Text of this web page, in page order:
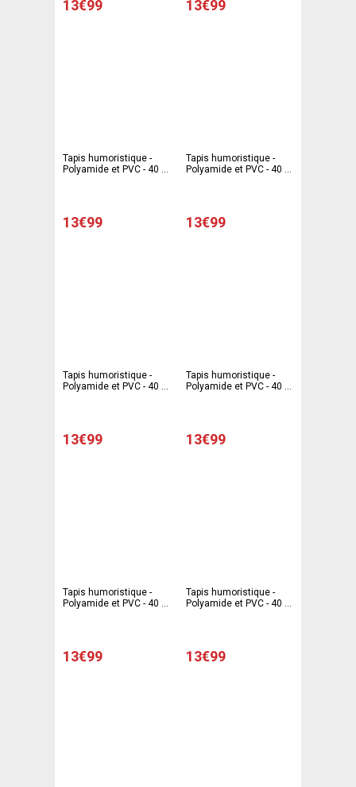
13€99 13€99
Tapis humoristique -
Polyamide et PVC - 40 x
13€99
Tapis humoristique -
Polyamide et PVC - 40 x
13€99
Tapis humoristique -
Polyamide et PVC - 40 x
13€99
Tapis humoristique -
Polyamide et PVC - 40 x
13€99
Tapis humoristique -
Polyamide et PVC - 40 x
13€99
Tapis humoristique -
Polyamide et PVC - 40 x
13€99